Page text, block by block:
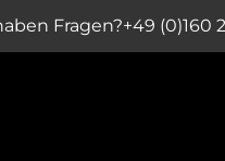
Fragen?+49 (0)160